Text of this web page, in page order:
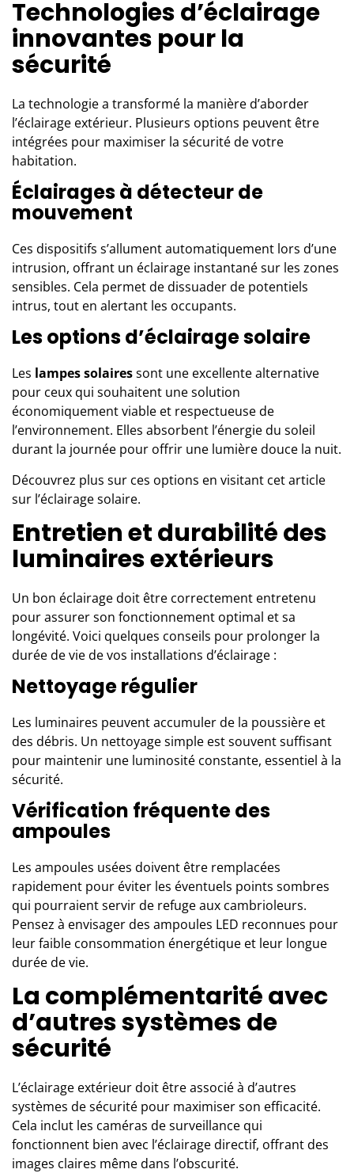
Technologies d’éclairage
innovantes pour la
sécurité
La technologie a transformé la manière d’aborder
l’éclairage extérieur. Plusieurs options peuvent être
intégrées pour maximiser la sécurité de votre
habitation.
Éclairages à détecteur de
mouvement
Ces dispositifs s’allument automatiquement lors d’une
intrusion, offrant un éclairage instantané sur les zones
sensibles. Cela permet de dissuader de potentiels
intrus, tout en alertant les occupants.
Les options d’éclairage solaire
Les lampes solairessont une excellente alternative
pour ceux qui souhaitent une solution
économiquement viable et respectueuse de
l’environnement. Elles absorbent l’énergie du soleil
durant la journée pour offrir une lumière douce la nuit.
Découvrez plus sur ces options en visitant cet article
sur l’éclairage solaire.
Entretien et durabilité des
luminaires extérieurs
Un bon éclairage doit être correctement entretenu
pour assurer son fonctionnement optimal et sa
longévité. Voici quelques conseils pour prolonger la
durée de vie de vos installations d’éclairage :
Nettoyage régulier
Les luminaires peuvent accumuler de la poussière et
des débris. Un nettoyage simple est souvent suffisant
pour maintenir une luminosité constante, essentiel à la
sécurité.
Vérification fréquente des
ampoules
Les ampoules usées doivent être remplacées
rapidement pour éviter les éventuels points sombres
qui pourraient servir de refuge aux cambrioleurs.
Pensez à envisager des ampoules LED reconnues pour
leur faible consommation énergétique et leur longue
durée de vie.
La complémentarité avec
d’autres systèmes de
sécurité
L’éclairage extérieurdoit être associé à d’autres
systèmes de sécurité pour maximiser son efficacité.
Cela inclut les caméras de surveillance qui
fonctionnent bien avec l’éclairage directif, offrant des
images claires même dans l’obscurité.